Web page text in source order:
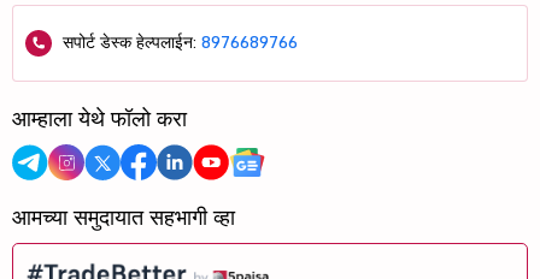
सपोर्ट डेस्क हेल्पलाईन: 8976689766
आम्हाला येथे फॉलो करा
आमच्या समुदायात सहभागी व्हा